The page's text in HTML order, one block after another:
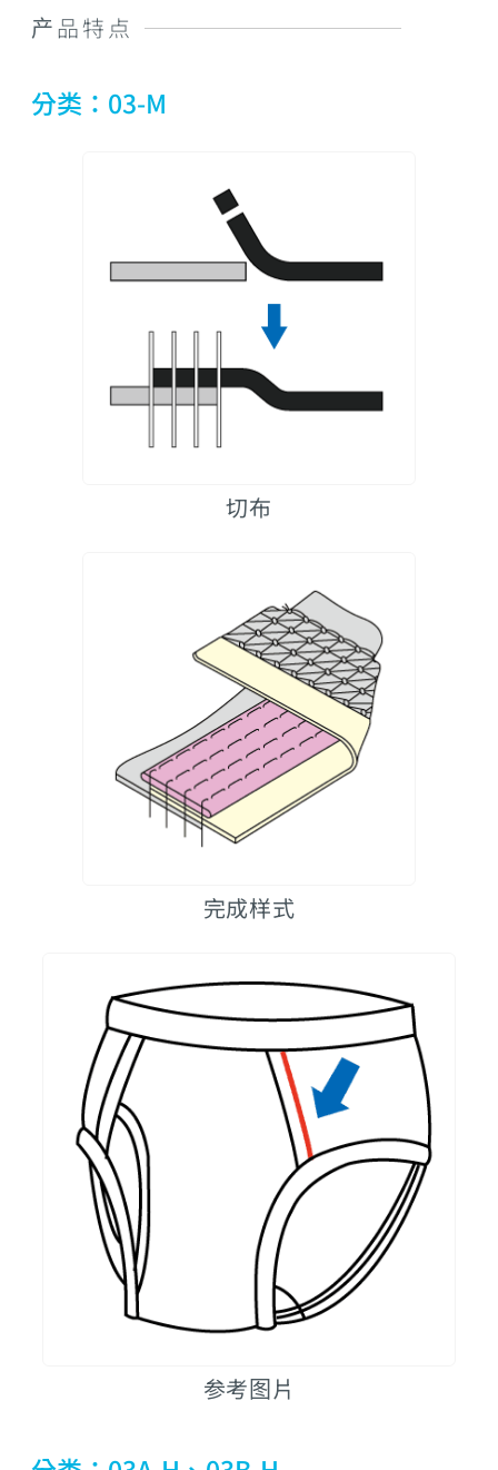
产品特点
分类：03-M
切布
完成样式
参考图片